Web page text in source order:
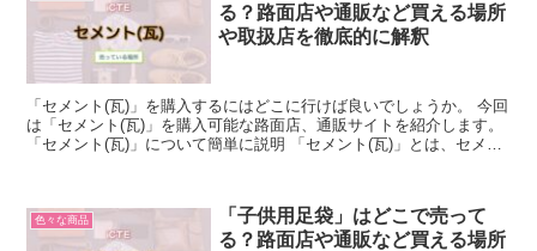
る？路面店や通販など買える場所
や取扱店を徹底的に解釈
「セメント(瓦)」を購入するにはどこに行けば良いでしょうか。 今回
は「セメント(瓦)」を購入可能な路面店、通販サイトを紹介します。
「セメント(瓦)」について簡単に説明 「セメント(瓦)」とは、セメン
色々な商品
「子供用足袋」はどこで売って
る？路面店や通販など買える場所